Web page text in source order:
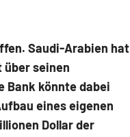
Saudi-Arabien hat
seinen
Bank könnte dabei
eines eigenen
Dollar der